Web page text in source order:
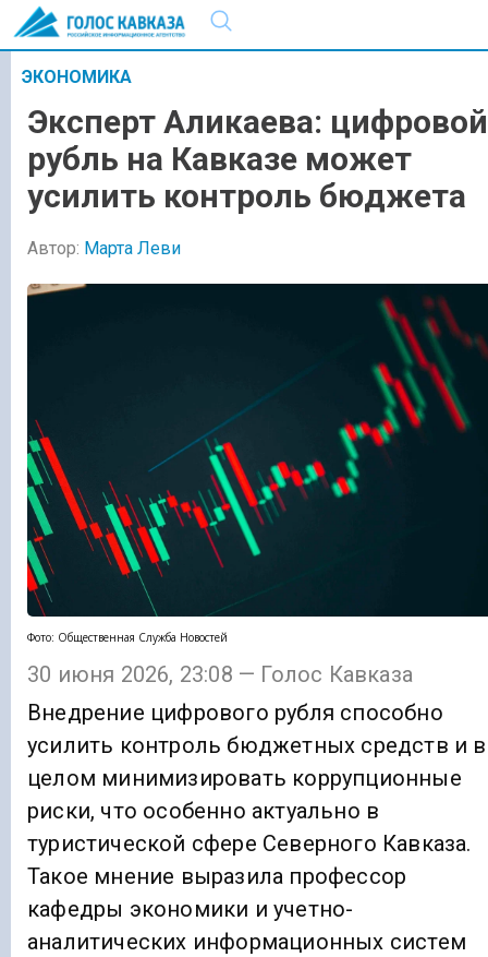
ЭКОНОМИКА
Эксперт Аликаева: цифровой
рубль на Кавказе может
усилить контроль бюджета
Автор: Марта Леви
Фото: Общественная Служба Новостей
30 июня 2026, 23:08 — Голос Кавказа
Внедрение цифрового рубля способно
усилить контроль бюджетных средств и в
целом минимизировать коррупционные
риски, что особенно актуально в
туристической сфере Северного Кавказа.
Такое мнение выразила профессор
кафедры экономики и учетно-
аналитических информационных систем